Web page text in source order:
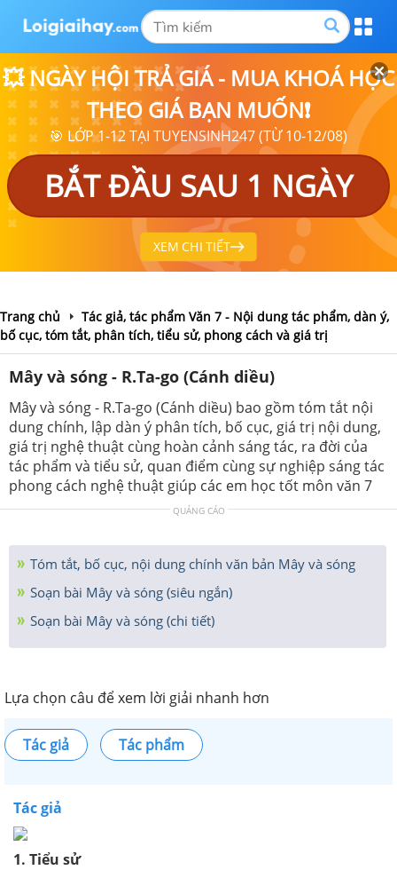
💥 NGÀY HỘI TRẢ GIÁ - MUA KHOÁ HỌC
THEO GIÁ BẠN MUỐN❗
🎯 LỚP 1-12 TẠI TUYENSINH247 (TỪ 10-12/08)
BẮT ĐẦU SAU 1 NGÀY
XEM CHI TIẾT
Trang chủ
Tác giả, tác phẩm Văn 7 - Nội dung tác phẩm, dàn ý,
bố cục, tóm tắt, phân tích, tiểu sử, phong cách và giá trị
Mây và sóng - R.Ta-go (Cánh diều)
Mây và sóng - R.Ta-go (Cánh diều) bao gồm tóm tắt nội
dung chính, lập dàn ý phân tích, bố cục, giá trị nội dung,
giá trị nghệ thuật cùng hoàn cảnh sáng tác, ra đời của
tác phẩm và tiểu sử, quan điểm cùng sự nghiệp sáng tác
phong cách nghệ thuật giúp các em học tốt môn văn 7
QUẢNG CÁO
Tóm tắt, bố cục, nội dung chính văn bản Mây và sóng
Soạn bài Mây và sóng (siêu ngắn)
Soạn bài Mây và sóng (chi tiết)
Lựa chọn câu để xem lời giải nhanh hơn
Tác giả Tác phẩm
Tác giả
1. Tiểu sử